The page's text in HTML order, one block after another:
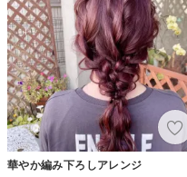
華やか編み下ろしアレンジ